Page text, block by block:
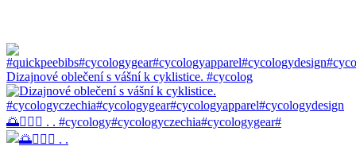
Dizajnové oblečení s vášní k cyklistice. #cycolog
🌅🚴🏼‍♀️ . . #cycology#cycologyczechia#cycologygear#